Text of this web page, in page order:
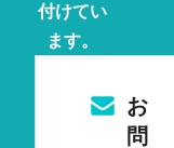
付けてい
ます。
お
問